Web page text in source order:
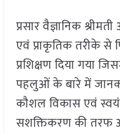
प्रसार वैज्ञानिक
एवं प्राकृतिक तरीके से
प्रशिक्षण दिया गया
पहलुओं के बारे में
कौशल विकास एवं
सशक्तिकरण की तरफ